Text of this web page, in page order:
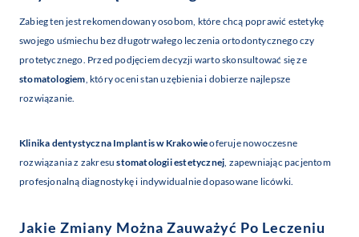
Zabieg ten jest rekomendowany osobom, które chcą poprawić estetykę
swojego uśmiechu bez długotrwałego leczenia ortodontycznego czy
protetycznego. Przed podjęciem decyzji warto skonsultować się ze
stomatologiem, który oceni stan uzębienia i dobierze najlepsze
rozwiązanie.
Klinika dentystyczna Implantis w Krakowieoferuje nowoczesne
rozwiązania z zakresustomatologii estetycznej, zapewniając pacjentom
profesjonalną diagnostykę i indywidualnie dopasowane licówki.
Jakie Zmiany Można Zauważyć Po Leczeniu